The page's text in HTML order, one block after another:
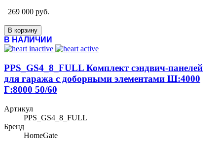
269 000 руб.
В корзину
В НАЛИЧИИ
PPS_GS4_8_FULL Комплект сэндвич-панелей
для гаража с доборными элементами Ш:4000
Г:8000 50/60
Артикул
PPS_GS4_8_FULL
Бренд
HomeGate